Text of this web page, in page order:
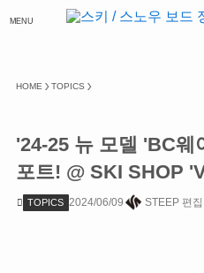
MENU
HOME TOPICS
'24-25 뉴 모델 'BC웨
포트! @ SKI SHOP
TOPICS 2024/06/09 STEEP 편